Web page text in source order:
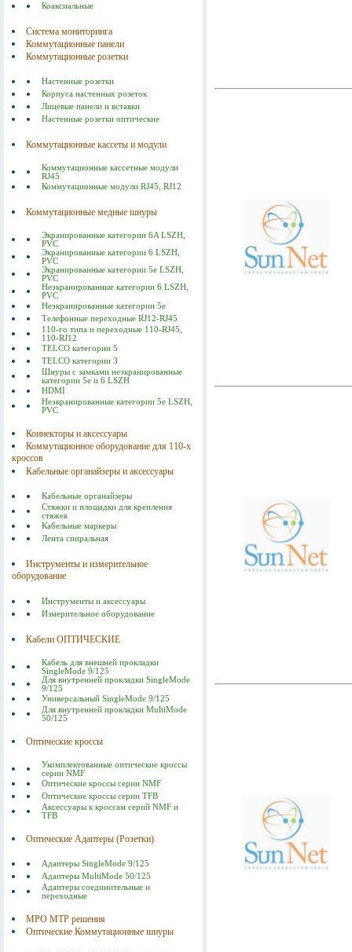
Коаксиальные
Система мониторинга
Коммутационные панели
Коммутационные розетки
Настенные розетки
Корпуса настенных розеток
Лицевые панели и вставки
Настенные розетки оптические
Коммутационные кассеты и модули
Коммутационные кассетные модули
RJ45
Коммутационные модули RJ45, RJ12
Коммутационные медные шнуры
Экранированные категории 6A LSZH,
PVC
Экранированные категории 6 LSZH,
PVC
Экранированные категории 5е LSZH,
PVC
Неэкранированные категории 6 LSZH,
PVC
Неэкранированные категории 5е
Телефонные переходные RJ12-RJ45
110-го типа и переходные 110-RJ45,
110-RJ12
TELCO категории 5
TELCO категории 3
Шнуры с замками неэкранированные
категории 5е и 6 LSZH
HDMI
Неэкранированные категории 5е LSZH,
PVC
Коннекторы и аксессуары
Коммутационное оборудование для 110-х
кроссов
Кабельные органайзеры и аксессуары
Кабельные органайзеры
Стяжки и площадки для крепления
стяжек
Кабельные маркеры
Лента спиральная
Инструменты и измерительное
оборудование
Инструменты и аксессуары
Измерительное оборудование
Кабели ОПТИЧЕСКИЕ
Кабель для внешней прокладки
SingleMode 9/125
Для внутренней прокладки SingleMode
9/125
Универсальный SingleMode 9/125
Для внутренней прокладки MultiMode
50/125
Оптические кроссы
Укомплектованные оптические кроссы
серии NMF
Оптические кроссы серии NMF
Оптические кроссы серии TFB
Аксессуары к кроссам серий NMF и
TFB
Оптические Адаптеры (Розетки)
Адаптеры SingleMode 9/125
Адаптеры MultiMode 50/125
Адаптеры соединительные и
переходные
MPO MTP решения
Оптические Коммутационные шнуры